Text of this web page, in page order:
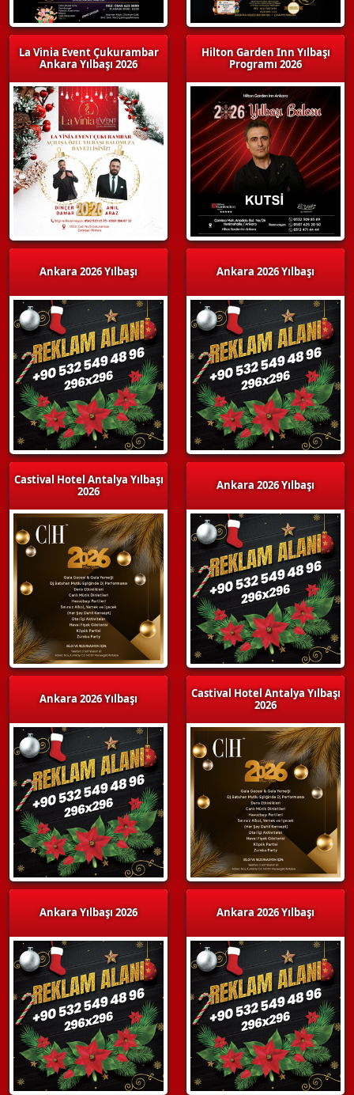
La Vinia Event Çukurambar
Ankara Yılbaşı 2026
Ankara 2026 Yılbaşı
Castival Hotel Antalya Yılbaşı
2026
Ankara 2026 Yılbaşı
Ankara Yılbaşı 2026
Hilton Garden Inn Yılbaşı
Programı 2026
Ankara 2026 Yılbaşı
Ankara 2026 Yılbaşı
Castival Hotel Antalya Yılbaşı
2026
Ankara 2026 Yılbaşı